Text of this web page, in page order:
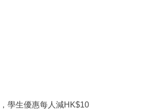
學生優惠每人減HK$10